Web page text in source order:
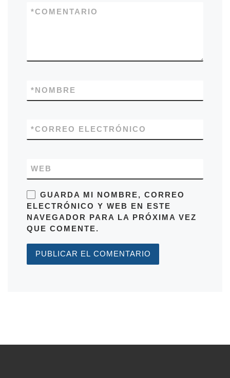
COMENTARIO
*
NOMBRE
*
CORREO ELECTRÓNICO
*
WEB
GUARDA MI NOMBRE, CORREO
ELECTRÓNICO Y WEB EN ESTE
NAVEGADOR PARA LA PRÓXIMA VEZ
QUE COMENTE.